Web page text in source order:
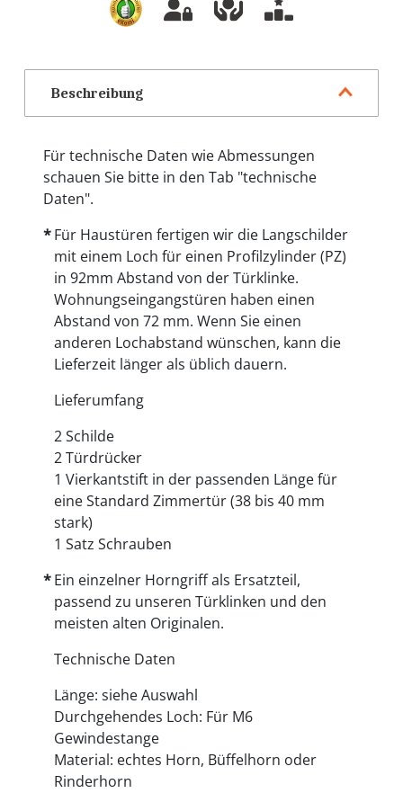
Beschreibung
Für technische Daten wie Abmessungen
schauen Sie bitte in den Tab "technische
Daten".
Für Haustüren fertigen wir die Langschilder
mit einem Loch für einen Profilzylinder (PZ)
in 92mm Abstand von der Türklinke.
Wohnungseingangstüren haben einen
Abstand von 72 mm. Wenn Sie einen
anderen Lochabstand wünschen, kann die
Lieferzeit länger als üblich dauern.
Lieferumfang
2 Schilde
2 Türdrücker
1 Vierkantstift in der passenden Länge für
eine Standard Zimmertür (38 bis 40 mm
stark)
1 Satz Schrauben
Ein einzelner Horngriff als Ersatzteil,
passend zu unseren Türklinken und den
meisten alten Originalen.
Technische Daten
Länge: siehe Auswahl
Durchgehendes Loch: Für M6
Gewindestange
Material: echtes Horn, Büffelhorn oder
Rinderhorn